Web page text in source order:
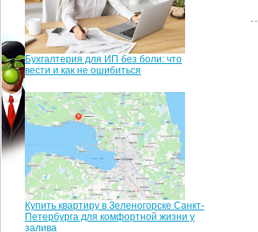
Бухгалтерия для ИП без боли: что
вести и как не ошибиться
Купить квартиру в Зеленогорске Санкт-
Петербурга для комфортной жизни у
залива